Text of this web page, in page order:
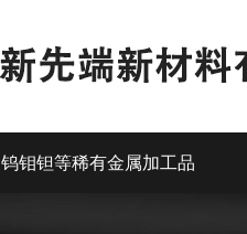
钨钼钽等稀有金属加工品